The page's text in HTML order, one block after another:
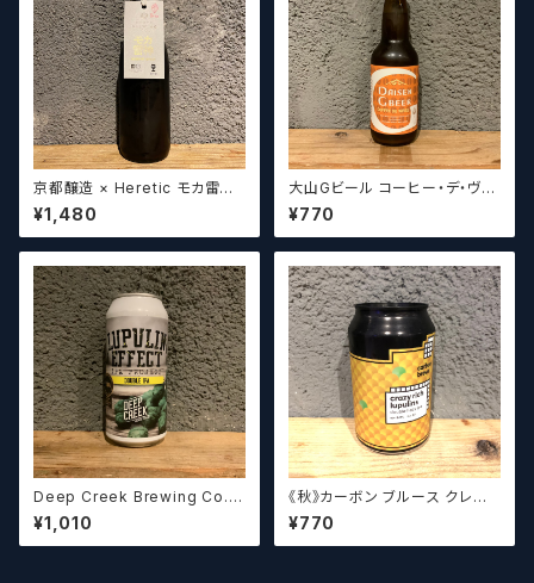
京都醸造 × Heretic モカ雷神 /
Kyoto × Heretic MOCHA T
HUNDER【クラフトビールシザ
ーズ】
¥1,480
大山Gビール コーヒー・デ・ヴァ
イス【クラフトビール】
¥770
Deep Creek Brewing Co. L
upulin Effect ディープクリ
ーク ルプリン エフェクト
¥1,010
《秋》カーボン ブルース クレイ
ジーリッチルプリンズ Carbo
n Brews Crazy rich Lupulin
s【クラフトビール】
¥770